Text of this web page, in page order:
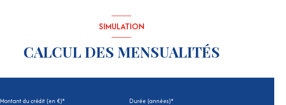
SIMULATION
CALCUL DES MENSUALITÉS
Montant du crédit (en €)* Durée (années)*